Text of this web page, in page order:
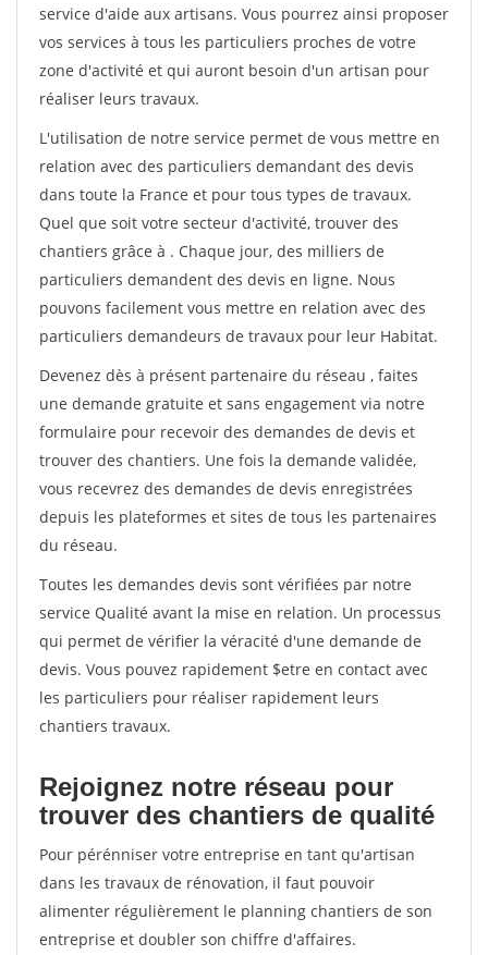
service d'aide aux artisans. Vous pourrez ainsi proposer
vos services à tous les particuliers proches de votre
zone d'activité et qui auront besoin d'un artisan pour
réaliser leurs travaux.
L'utilisation de notre service permet de vous mettre en
relation avec des particuliers demandant des devis
dans toute la France et pour tous types de travaux.
Quel que soit votre secteur d'activité, trouver des
chantiers grâce à . Chaque jour, des milliers de
particuliers demandent des devis en ligne. Nous
pouvons facilement vous mettre en relation avec des
particuliers demandeurs de travaux pour leur Habitat.
Devenez dès à présent partenaire du réseau , faites
une demande gratuite et sans engagement via notre
formulaire pour recevoir des demandes de devis et
trouver des chantiers. Une fois la demande validée,
vous recevrez des demandes de devis enregistrées
depuis les plateformes et sites de tous les partenaires
du réseau.
Toutes les demandes devis sont vérifiées par notre
service Qualité avant la mise en relation. Un processus
qui permet de vérifier la véracité d'une demande de
devis. Vous pouvez rapidement $etre en contact avec
les particuliers pour réaliser rapidement leurs
chantiers travaux.
Rejoignez notre réseau pour
trouver des chantiers de qualité
Pour pérénniser votre entreprise en tant qu'artisan
dans les travaux de rénovation, il faut pouvoir
alimenter régulièrement le planning chantiers de son
entreprise et doubler son chiffre d'affaires.